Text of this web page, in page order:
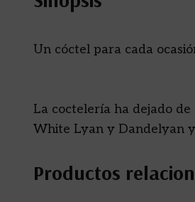
Un cóctel para cada
La coctelería ha dejado
White Lyan y Dandelyan y
Productos